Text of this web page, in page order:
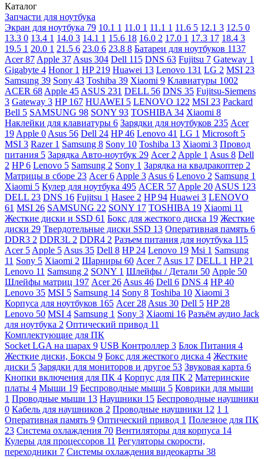
Каталог
Запчасти для ноутбука
Экран для ноутбука 79 10.1 1 11.0 1 11.1 1 11.6 5 12.1 3 12.5 0
13.3 0 13.4 1 14.0 3 14.1 1 15.6 18 16.0 2 17.0 1 17.3 17 18.4 3
19.5 1 20.0 1 21.5 6 23.0 6 23.8 8 Батареи для ноутбуков 1137
Acer87 Apple 37 Asus 304 Dell 115 DNS 63 Fujitsu 7 Gateway 1
Gigabyte 4 Honor 1 HP 219 Huawei 13 Lenovo 131 LG 2 MSI 23
Samsung 39 Sony 43 Toshiba 39 Xiaomi 9 Клавиатуры 1002
ACER 68 Apple 45 ASUS 231 DELL 56 DNS 35 Fujitsu-Siemens
3 Gateway 3 HP 167 HUAWEI 5 LENOVO 122 MSI 23 Packard
Bell 5 SAMSUNG 98 SONY 93 TOSHIBA 34 Xiaomi 8
Наклейки для клавиатуры 6 Зарядки для ноутбуков 235 Acer
19 Apple 0 Asus 56 Dell 24 HP46 Lenovo 41 LG 1 Microsoft 5
MSI 3 Razer 1 Samsung 8 Sony 10 Toshiba 13 Xiaomi 3 Провод
питания 5 Зарядка Авто-ноутбук 29 Acer 2 Apple 1 Asus 8 Dell
2 HP6 Lenovo 5 Samsung 2 Sony 1 Зарядка на квадракоптер 2
Матрицы в сборе 23 Acer6 Apple 3 Asus 6 Lenovo 2 Samsung 1
Xiaomi 5 Кулер для ноутбука 495 ACER 57 Apple 20 ASUS 123
DELL 23 DNS 16 Fujitsu 1 Hasee 2 HP94 Huawei 3 LENOVO
61 MSI 26 SAMSUNG 22 SONY 17 TOSHIBA 19 Xiaomi 11
Жесткие диски и SSD 61 Бокс для жесткого диска 19 Жесткие
диски 29 Твердотельные диски SSD 13 Оперативная память 6
DDR3 2 DDR3L 2 DDR4 2 Разъем питания для ноутбука 115
Acer 5 Apple 5 Asus 35 Dell 8 HP 24 Lenovo 19 Msi 1 Samsung
11 Sony 5 Xiaomi 2 Шарниры 60 Acer 7 Asus 17 DELL 1 HP 21
Lenovo 11 Samsung 2 SONY 1 Шлейфы / Детали 50 Apple 50
Шлейфы матриц 197 Acer 26 Asus 46 Dell 6 DNS 4 HP40
Lenovo 35 MSI 5 Samsung 14 Sony 8 Toshiba 10 Xiaomi 3
Корпуса для ноутбуков 165 Acer 28 Asus 30 Dell 5 HP 28
Lenovo 50 MSI 4 Samsung 1 Sony 3 Xiaomi 16 Разъём аудио Jack
для ноутбука 2 Оптический привод 11
Комплектующие для ПК
Socket LGA на шарах 9 USB Контроллер 3 Блок Питания 4
Жесткие диски, Боксы 9 Бокс для жесткого диска 4 Жесткие
диски 5 Зарядки для мониторов и другое 53 Звуковая карта 6
Кнопки включения для ПК 4 Корпус для ПК 2 Материнские
платы 4 Мыши 19 Беспроводные мыши 5 Коврики для мыши
1 Проводные мыши 13 Наушники 15 Беспроводные наушники
0 Кабель для наушников 2 Проводные наушники 12 1 1
Оперативная память 9 Оптический привод 1 Полезное для ПК
23 Система охлаждения 70 Вентиляторы для корпуса 14
Кулеры для процессоров 11 Регуляторы скорости,
переходники 7 Системы охлаждения видеокарты 38